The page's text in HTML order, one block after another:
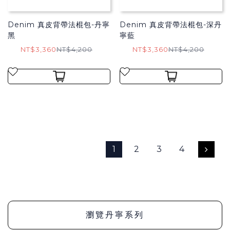
Denim 真皮背帶法棍包-丹寧
黑
NT$3,360NT$4,200
Denim 真皮背帶法棍包-深丹
寧藍
NT$3,360NT$4,200
1 2 3 4
瀏覽丹寧系列